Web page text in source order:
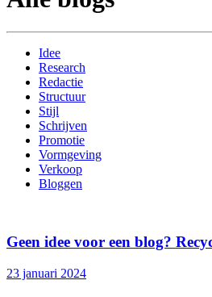
Idee
Research
Redactie
Structuur
Stijl
Schrijven
Promotie
Vormgeving
Verkoop
Bloggen
Geen idee voor een blog?
23 januari 2024